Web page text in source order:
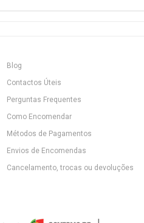
Blog
Contactos Úteis
Perguntas Frequentes
Como Encomendar
Métodos de Pagamentos
Envios de Encomendas
Cancelamento, trocas ou devoluções